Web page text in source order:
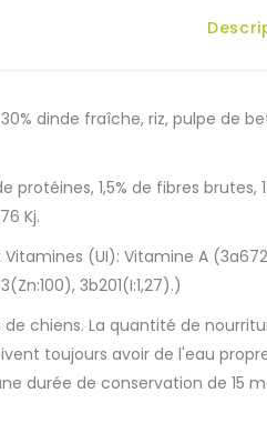
dinde fraîche, riz, pulpe de
protéines, 1,5% de fibres
Kj.
Vitamines (UI): Vitamine A
3b201(I:1,27).)
chiens. La quantité de
toujours avoir de l'eau
durée de conservation de 15